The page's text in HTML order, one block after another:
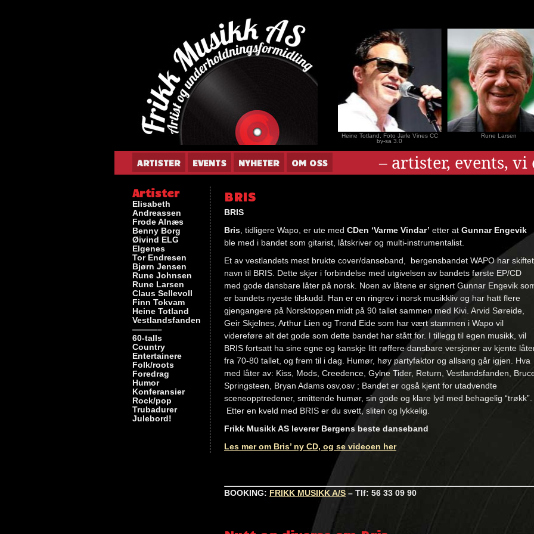
Gunnar Andersen
Heine Totland, Foto Jarle Vines CC
by-sa 3.0
Rune Larsen
ARTISTER EVENTS NYHETER OM OSS – artister, events,
BRIS
BRIS
Bris , tidligere Wapo, er ute med CDen ‘Varme Vindar’ etter at Gunnar Engevik
ble med i bandet som gitarist, låtskriver og multi-instrumentalist.
Et av vestlandets mest brukte cover/danseband, bergensbandet WAPO har skiftet
navn til BRIS. Dette skjer i forbindelse med utgivelsen av bandets første EP/CD
med gode dansbare låter på norsk. Noen av låtene er signert Gunnar Engevik
er bandets nyeste tilskudd. Han er en ringrev i norsk musikkliv og har hatt flere
gjengangere på Norsktoppen midt på 90 tallet sammen med Kivi. Arvid Søreide,
Geir Skjelnes, Arthur Lien og Trond Eide som har vært stammen i Wapo vil
videreføre alt det gode som dette bandet har stått for. I tillegg til egen musikk, vil
BRIS fortsatt ha sine egne og kanskje litt røffere dansbare versjoner av kjente
fra 70-80 tallet, og frem til i dag. Humør, høy partyfaktor og allsang går igjen. Hva
med låter av: Kiss, Mods, Creedence, Gylne Tider, Return, Vestlandsfanden,
Springsteen, Bryan Adams osv,osv ; Bandet er også kjent for utadvendte
sceneopptredener, smittende humør, sin gode og klare lyd med behagelig “trøkk”.
Etter en kveld med BRIS er du svett, sliten og lykkelig.
Frikk Musikk AS leverer Bergens beste danseband
Les mer om Bris’ ny CD, og se videoen her
BOOKING: FRIKK MUSIKK A/S – Tlf: 56 33 09 90
Artister
Elisabeth
Andreassen
Frode Alnæs
Benny Borg
Øivind ELG
Elgenes
Tor Endresen
Bjørn Jensen
Rune Johnsen
Rune Larsen
Claus Sellevoll
Finn Tokvam
Heine Totland
Vestlandsfanden
———–
60-talls
Country
Entertainere
Folk/roots
Foredrag
Humor
Konferansier
Rock/pop
Trubadurer
Julebord!